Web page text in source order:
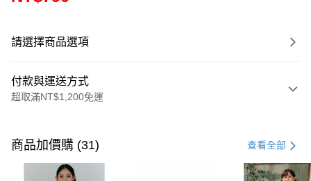
請選擇商品選項
付款與運送方式
超取滿NT$1,200免運
信用卡一次付款
超商取貨付款
商品加價購 (31) 查看全部